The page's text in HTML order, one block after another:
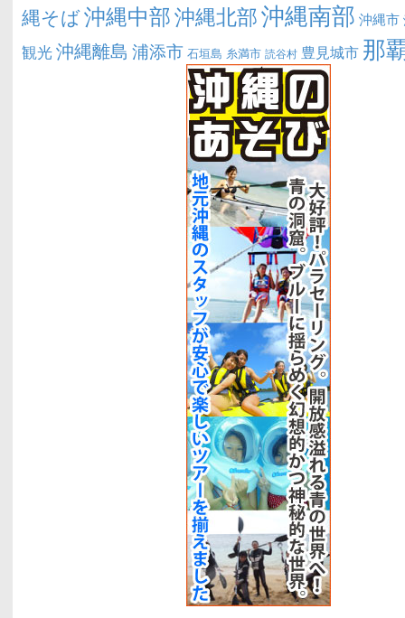
縄そば沖縄中部沖縄北部沖縄南部 沖縄市
観光沖縄離島 浦添市 石垣島 糸満市 読谷村 豊見城市 那